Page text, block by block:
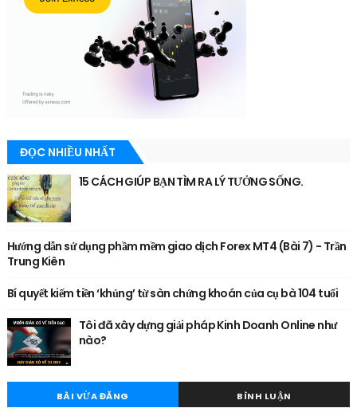
ĐỌC NHIỀU NHẤT
15 CÁCH GIÚP BẠN TÌM RA LÝ TƯỞNG SỐNG.
Hướng dẫn sử dụng phầm mềm giao dịch Forex MT4 (Bài 7) - Trần
Trung Kiên
Bí quyết kiếm tiền ‘khủng’ từ sàn chứng khoán của cụ bà 104 tuổi
Tôi đã xây dựng giải pháp Kinh Doanh Online như
nào?
BÀI VỪA ĐĂNG BÌNH LUẬN